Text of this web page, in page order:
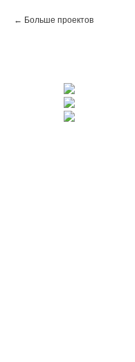
Больше проектов